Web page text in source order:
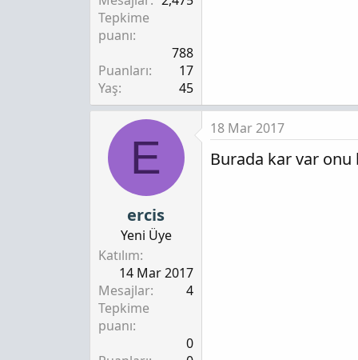
Tepkime
puanı
788
Puanları
17
Yaş
45
E
ercis
Yeni Üye
Katılım
14 Mar 2017
Mesajlar
4
Tepkime
puanı
0
18 Mar 2017
Burada kar var